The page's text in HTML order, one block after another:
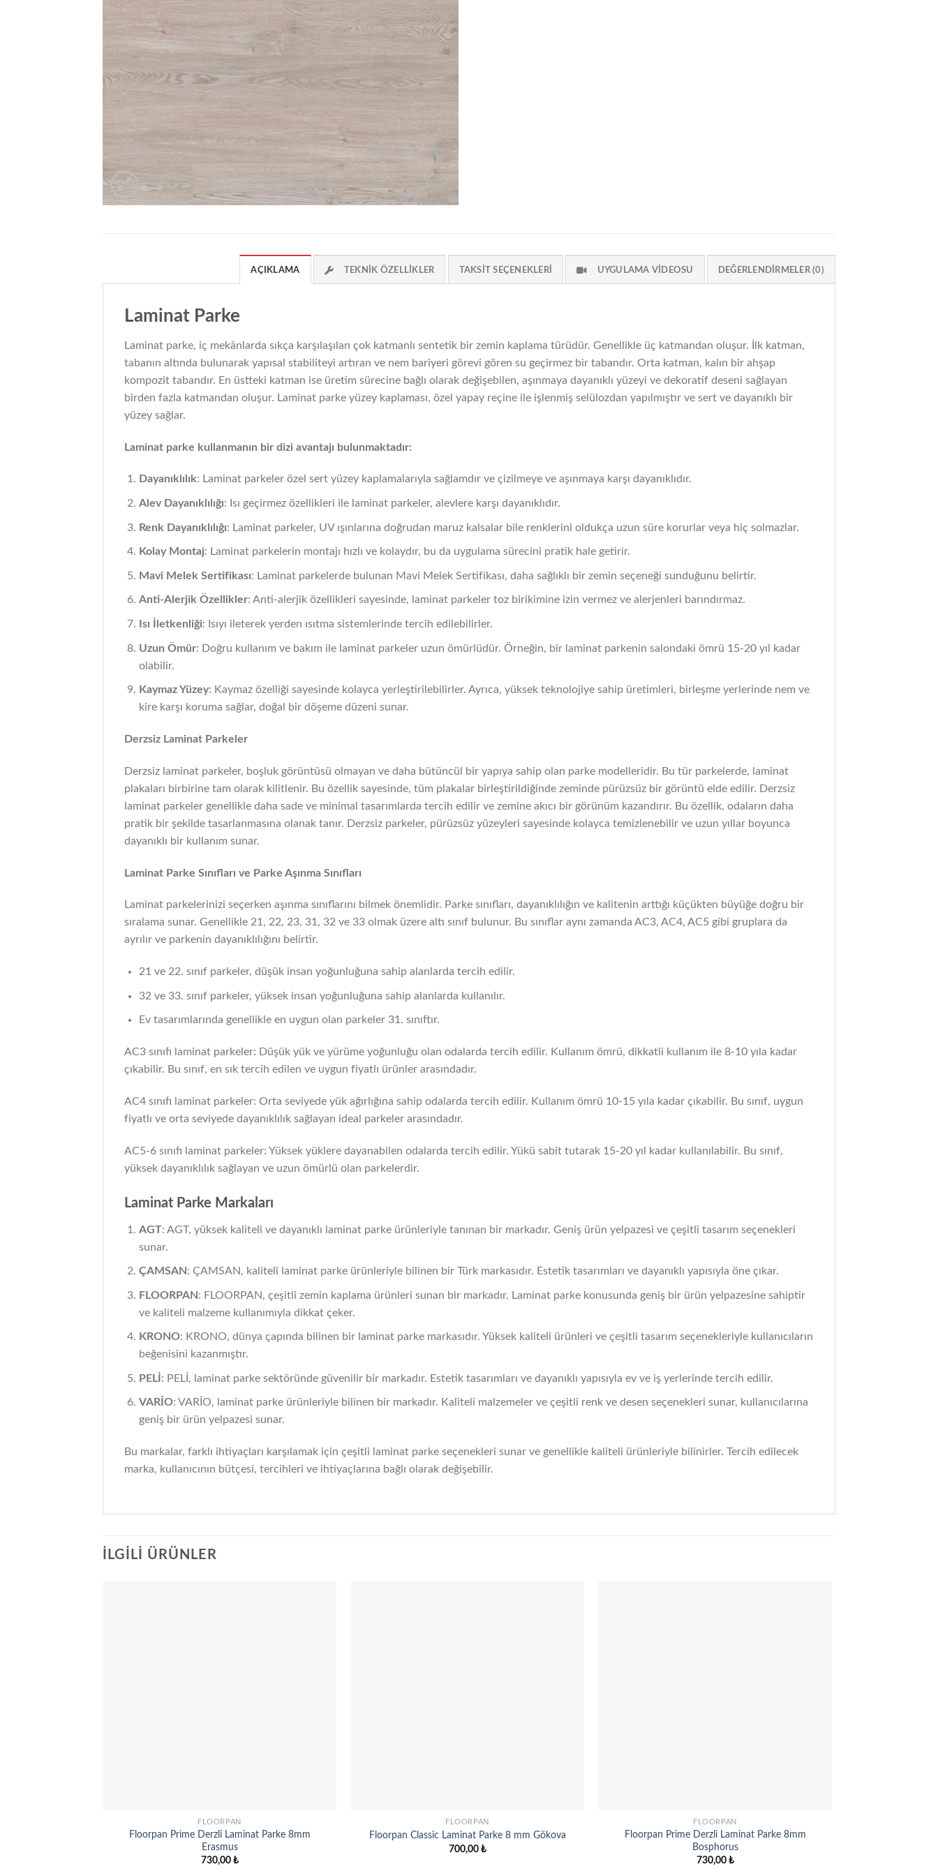
AÇIKLAMA TEKNIK ÖZELLIKLER TAKSIT SEÇENEKLERI UYGULAMA VIDEOSU DEĞERLENDIRMELER (0)
Laminat Parke
Laminat parke, iç mekânlarda sıkça karşılaşılan çok katmanlı sentetik bir zemin kaplama türüdür. Genellikle üç katmandan oluşur. İlk katman,
tabanın altında bulunarak yapısal stabiliteyi artıran ve nem bariyeri görevi gören su geçirmez bir tabandır. Orta katman, kalın bir ahşap
kompozit tabandır. En üstteki katman ise üretim sürecine bağlı olarak değişebilen, aşınmaya dayanıklı yüzeyi ve dekoratif deseni sağlayan
birden fazla katmandan oluşur. Laminat parke yüzey kaplaması, özel yapay reçine ile işlenmiş selülozdan yapılmıştır ve sert ve dayanıklı bir
yüzey sağlar.
Laminat parke kullanmanın bir dizi avantajı bulunmaktadır:
Dayanıklılık: Laminat parkeler özel sert yüzey kaplamalarıyla sağlamdır ve çizilmeye ve aşınmaya karşı dayanıklıdır.
Alev Dayanıklılığı: Isı geçirmez özellikleri ile laminat parkeler, alevlere karşı dayanıklıdır.
Renk Dayanıklılığı: Laminat parkeler, UV ışınlarına doğrudan maruz kalsalar bile renklerini oldukça uzun süre korurlar veya hiç solmazlar.
Kolay Montaj: Laminat parkelerin montajı hızlı ve kolaydır, bu da uygulama sürecini pratik hale getirir.
Mavi Melek Sertifikası: Laminat parkelerde bulunan Mavi Melek Sertifikası, daha sağlıklı bir zemin seçeneği sunduğunu belirtir.
Anti-Alerjik Özellikler: Anti-alerjik özellikleri sayesinde, laminat parkeler toz birikimine izin vermez ve alerjenleri barındırmaz.
Isı İletkenliği: Isıyı ileterek yerden ısıtma sistemlerinde tercih edilebilirler.
Uzun Ömür: Doğru kullanım ve bakım ile laminat parkeler uzun ömürlüdür. Örneğin, bir laminat parkenin salondaki ömrü 15-20 yıl kadar
olabilir.
Kaymaz Yüzey: Kaymaz özelliği sayesinde kolayca yerleştirilebilirler. Ayrıca, yüksek teknolojiye sahip üretimleri, birleşme yerlerinde nem ve
kire karşı koruma sağlar, doğal bir döşeme düzeni sunar.
Derzsiz Laminat Parkeler
Derzsiz laminat parkeler, boşluk görüntüsü olmayan ve daha bütüncül bir yapıya sahip olan parke modelleridir. Bu tür parkelerde, laminat
plakaları birbirine tam olarak kilitlenir. Bu özellik sayesinde, tüm plakalar birleştirildiğinde zeminde pürüzsüz bir görüntü elde edilir. Derzsiz
laminat parkeler genellikle daha sade ve minimal tasarımlarda tercih edilir ve zemine akıcı bir görünüm kazandırır. Bu özellik, odaların daha
pratik bir şekilde tasarlanmasına olanak tanır. Derzsiz parkeler, pürüzsüz yüzeyleri sayesinde kolayca temizlenebilir ve uzun yıllar boyunca
dayanıklı bir kullanım sunar.
Laminat Parke Sınıfları ve Parke Aşınma Sınıfları
Laminat parkelerinizi seçerken aşınma sınıflarını bilmek önemlidir. Parke sınıfları, dayanıklılığın ve kalitenin arttığı küçükten büyüğe doğru bir
sıralama sunar. Genellikle 21, 22, 23, 31, 32 ve 33 olmak üzere altı sınıf bulunur. Bu sınıflar aynı zamanda AC3, AC4, AC5 gibi gruplara da
ayrılır ve parkenin dayanıklılığını belirtir.
21 ve 22. sınıf parkeler, düşük insan yoğunluğuna sahip alanlarda tercih edilir.
32 ve 33. sınıf parkeler, yüksek insan yoğunluğuna sahip alanlarda kullanılır.
Ev tasarımlarında genellikle en uygun olan parkeler 31. sınıftır.
AC3 sınıfı laminat parkeler: Düşük yük ve yürüme yoğunluğu olan odalarda tercih edilir. Kullanım ömrü, dikkatli kullanım ile 8-10 yıla kadar
çıkabilir. Bu sınıf, en sık tercih edilen ve uygun fiyatlı ürünler arasındadır.
AC4 sınıfı laminat parkeler: Orta seviyede yük ağırlığına sahip odalarda tercih edilir. Kullanım ömrü 10-15 yıla kadar çıkabilir. Bu sınıf, uygun
fiyatlı ve orta seviyede dayanıklılık sağlayan ideal parkeler arasındadır.
AC5-6 sınıfı laminat parkeler: Yüksek yüklere dayanabilen odalarda tercih edilir. Yükü sabit tutarak 15-20 yıl kadar kullanılabilir. Bu sınıf,
yüksek dayanıklılık sağlayan ve uzun ömürlü olan parkelerdir.
Laminat Parke Markaları
AGT: AGT, yüksek kaliteli ve dayanıklı laminat parke ürünleriyle tanınan bir markadır. Geniş ürün yelpazesi ve çeşitli tasarım seçenekleri
sunar.
ÇAMSAN : ÇAMSAN, kaliteli laminat parke ürünleriyle bilinen bir Türk markasıdır. Estetik tasarımları ve dayanıklı yapısıyla öne çıkar.
FLOORPAN : FLOORPAN, çeşitli zemin kaplama ürünleri sunan bir markadır. Laminat parke konusunda geniş bir ürün yelpazesine sahiptir
ve kaliteli malzeme kullanımıyla dikkat çeker.
KRONO: KRONO, dünya çapında bilinen bir laminat parke markasıdır. Yüksek kaliteli ürünleri ve çeşitli tasarım seçenekleriyle kullanıcıların
beğenisini kazanmıştır.
PELİ : PELİ, laminat parke sektöründe güvenilir bir markadır. Estetik tasarımları ve dayanıklı yapısıyla ev ve iş yerlerinde tercih edilir.
VARİO: VARİO, laminat parke ürünleriyle bilinen bir markadır. Kaliteli malzemeler ve çeşitli renk ve desen seçenekleri sunar, kullanıcılarına
geniş bir ürün yelpazesi sunar.
Bu markalar, farklı ihtiyaçları karşılamak için çeşitli laminat parke seçenekleri sunar ve genellikle kaliteli ürünleriyle bilinirler. Tercih edilecek
marka, kullanıcının bütçesi, tercihleri ve ihtiyaçlarına bağlı olarak değişebilir.
İLGILI ÜRÜNLER
FLOORPAN
Floorpan Prime Derzli Laminat Parke 8mm
Erasmus
730,00 ₺
FLOORPAN
Floorpan Classic Laminat Parke 8 mm Gökova
700,00 ₺
FLOORPAN
Floorpan Prime Derzli Laminat Parke 8mm
Bosphorus
730,00 ₺